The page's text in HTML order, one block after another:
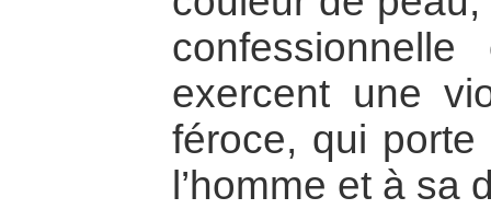
exercent une
féroce, qui
l’homme et à sa